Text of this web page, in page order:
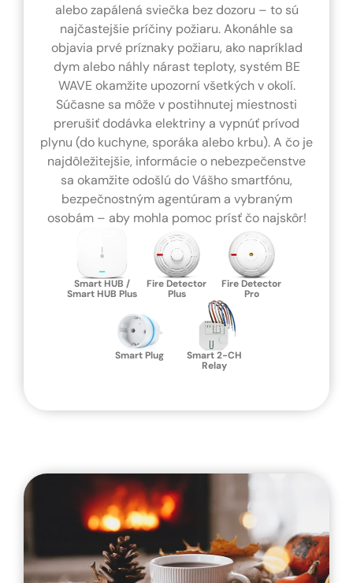
alebo zapálená sviečka bez dozoru – to sú
najčastejšie príčiny požiaru. Akonáhle sa
objavia prvé príznaky požiaru, ako napríklad
dym alebo náhly nárast teploty, systém BE
WAVE okamžite upozorní všetkých v okolí.
Súčasne sa môže v postihnutej miestnosti
prerušiť dodávka elektriny a vypnúť prívod
plynu (do kuchyne, sporáka alebo krbu). A čo je
najdôležitejšie, informácie o nebezpečenstve
sa okamžite odošlú do Vášho smartfónu,
bezpečnostným agentúram a vybraným
osobám – aby mohla pomoc prísť čo najskôr!
Smart HUB /
Smart HUB Plus
Fire Detector
Plus
Fire Detector
Pro
Smart Plug
Smart 2-CH
Relay